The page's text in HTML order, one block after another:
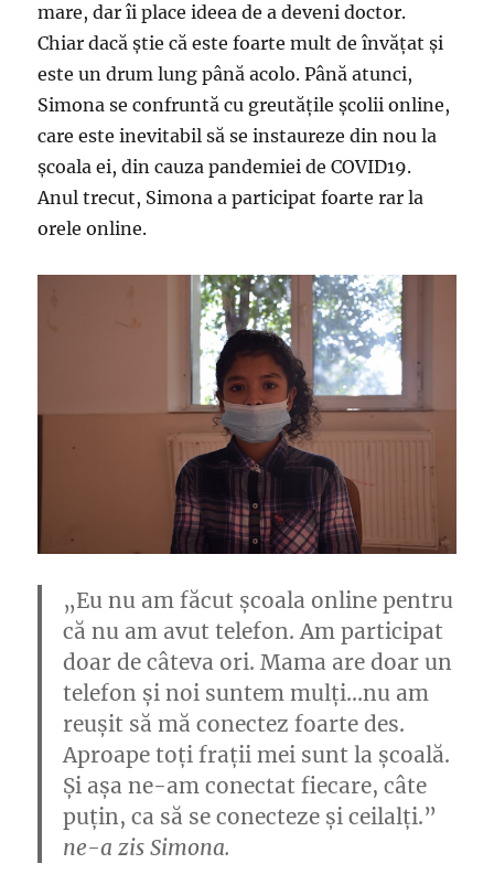
mare, dar îi place ideea de a deveni doctor.
Chiar dacă știe că este foarte mult de învățat și
este un drum lung până acolo. Până atunci,
Simona se confruntă cu greutățile școlii online,
care este inevitabil să se instaureze din nou la
școala ei, din cauza pandemiei de COVID19.
Anul trecut, Simona a participat foarte rar la
orele online.
„Eu nu am făcut școala online pentru
că nu am avut telefon. Am participat
doar de câteva ori. Mama are doar un
telefon și noi suntem mulți…nu am
reușit să mă conectez foarte des.
Aproape toți frații mei sunt la școală.
Și așa ne-am conectat fiecare, câte
puțin, ca să se conecteze și ceilalți.”
ne-a zis Simona.